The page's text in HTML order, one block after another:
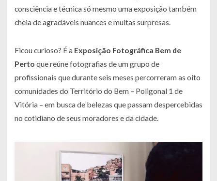
consciência e técnica só mesmo uma exposição também
cheia de agradáveis nuances e muitas surpresas.
Ficou curioso? É a Exposição Fotográfica Bem de
Perto que reúne fotografias de um grupo de
profissionais que durante seis meses percorreram as oito
comunidades do Território do Bem – Poligonal 1 de
Vitória – em busca de belezas que passam despercebidas
no cotidiano de seus moradores e da cidade.